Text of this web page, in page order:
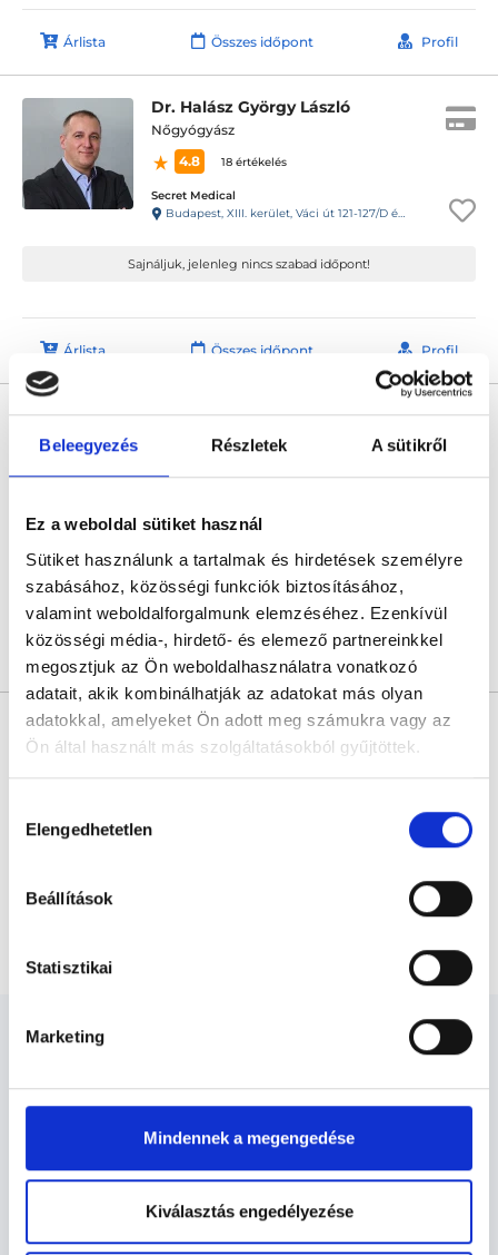
Beleegyezés Részletek A sütikről
Ez a weboldal sütiket használ
Sütiket használunk a tartalmak és hirdetések személyre
szabásához, közösségi funkciók biztosításához,
valamint weboldalforgalmunk elemzéséhez. Ezenkívül
közösségi média-, hirdető- és elemező partnereinkkel
megosztjuk az Ön weboldalhasználatra vonatkozó
adatait, akik kombinálhatják az adatokat más olyan
adatokkal, amelyeket Ön adott meg számukra vagy az
Ön által használt más szolgáltatásokból gyűjtöttek.
szabályzat:https://foglaljorvost.hu/info/foglaljorvost-
kiválasztása
Elengedhetetlen
Beállítások
Statisztikai
Marketing
Mindennek a megengedése
Kiválasztás engedélyezése
Árlista Összes időpont Profil
Dr. Halász György László
Nőgyógyász
4.8
18 értékelés
Secret Medical
Budapest, XIII. kerület, Váci út 121-127/D épület
Sajnáljuk, jelenleg nincs szabad időpont!
Árlista Összes időpont Profil
Dr. Gődény Sándor
Nőgyógyász
Debrecen, Dózsa György út 25.
Dr. Gődény Sándorhoz a FoglaljOrvost.hu oldalon keresztül az időpont
foglalás átmenetileg nem lehetséges.
Árlista Összes időpont
* Szakorvos jelölt (rezidens): általános orvosi oklevéllel rendelkező
orvos, aki jogszabályok szerinti szakorvosi szakképesítés
megszerzésére irányuló képzésben vesz részt. Ezen orvosok által
felelősséggel tartozik és azt közvetlenül felügyeli az egészségügyi
szakorvosjelölt önállóan láthat el feladatokat. A foglaljorvost.hu
felelősségét kizárja esetleges névazonosságért bármely szakorvos
Endokrinológus -
Endokrinológia
Endokrinológia TERÜLETHEZ